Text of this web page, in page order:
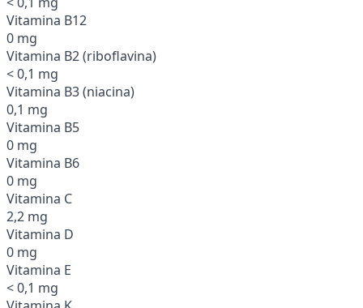
Vitamina B12
0 mg
Vitamina B2 (riboflavina)
< 0,1 mg
Vitamina B3 (niacina)
0,1 mg
Vitamina B5
0 mg
Vitamina B6
0 mg
Vitamina C
2,2 mg
Vitamina D
0 mg
Vitamina E
< 0,1 mg